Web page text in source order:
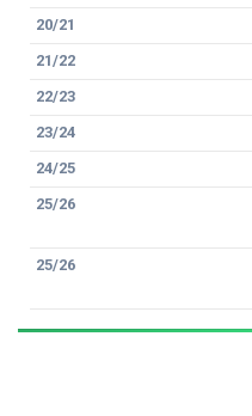
20/21
21/22
22/23
23/24
24/25
25/26
25/26